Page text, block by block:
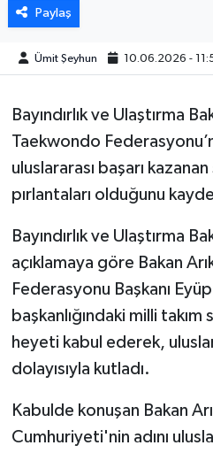
Paylaş
Ümit Şeyhun 10.06.2026 -
Bayındırlık ve Ulaştırma
Taekwondo
uluslararası başarı
pırlantaları olduğunu
Bayındırlık ve Ulaştırma
açıklamaya göre Bakan
Federasyonu Başkanı
başkanlığındaki milli
heyeti kabul ederek,
dolayısıyla kutladı.
Kabulde konuşan Bakan
Cumhuriyeti'nin adını